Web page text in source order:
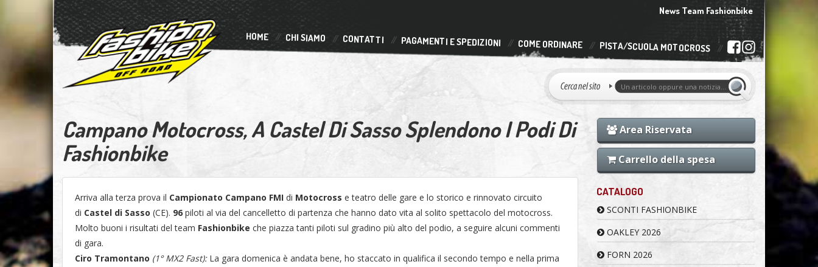
News Team Fashionbike
HOME CHI SIAMO CONTATTI PAGAMENTI E SPEDIZIONI COME ORDINARE PISTA/SCUOLA MOTOCROSS
Campano Motocross, A Castel Di Sasso Splendono I Podi Di
Fashionbike
Arriva alla terza prova il Campionato Campano FMI di Motocross e teatro delle gare e lo storico e rinnovato circuito
di Castel di Sasso (CE). 96 piloti al via del cancelletto di partenza che hanno dato vita al solito spettacolo del motocross.
Molto buoni i risultati del team Fashionbike che piazza tanti piloti sul gradino più alto del podio, a seguire alcuni commenti
di gara.
Ciro Tramontano (1° MX2 Fast):La gara domenica è andata bene, ho staccato in qualifica il secondo tempo e nella prima
Area Riservata
Carrello della spesa
CATALOGO
SCONTI FASHIONBIKE
OAKLEY 2026
FORN 2026